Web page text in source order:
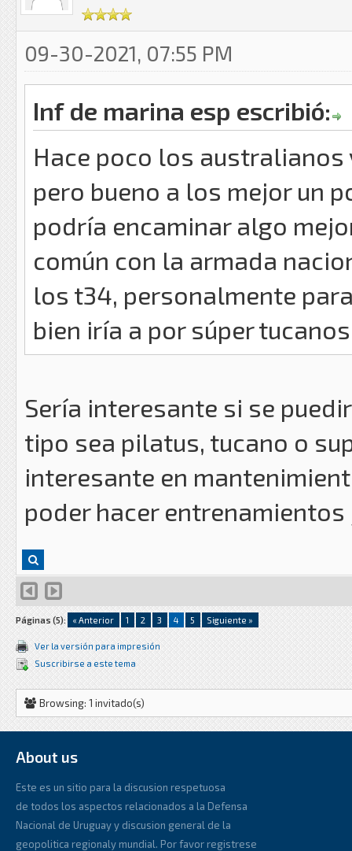
09-30-2021, 07:55 PM
Inf de marina esp escribió:
Hace poco los australianos
pero bueno a los mejor un
podría encaminar algo
común con la armada
los t34, personalmente
bien iría a por súper
Sería interesante si se
tipo sea pilatus, tucano o
interesante en
poder hacer
Páginas (5): « Anterior 1 2 3 4 5 Siguiente »
Ver la versión para impresión
Suscribirse a este tema
Browsing: 1 invitado(s)
About us
Este es un sitio para la discusion respetuosa
de todos los aspectos relacionados a la Defensa
Nacional de Uruguay y discusion general de la
geopolitica regionaly mundial. Por favor registrese